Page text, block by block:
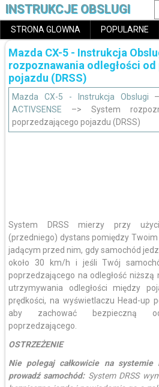
INSTRUKCJE OBSLUGI
STRONA GLOWNA POPULARNE
Mazda CX-5 - Instrukcja
rozpoznawania odległości
pojazdu (DRSS)
Mazda CX-5 - Instrukcja Obslugi
ACTIVSENSE –> System
poprzedzającego pojazdu (DRSS)
System DRSS mierzy przy
(przedniego) dystans pomiędzy
jadącym przed nim, gdy samochód
około 30 km/h i jeśli Twój
poprzedzającego na odległość
utrzymywania odległości między
prędkości, na wyświetlaczu Head-up
aby zachować bezpieczną
poprzedzającego.
OSTRZEŻENIE
Nie polegaj całkowicie na systemie
prowadź samochód: System DRSS